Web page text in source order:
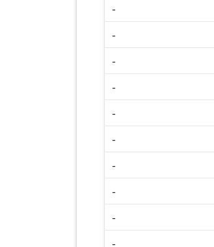
-
-
-
-
-
-
-
-
-
-